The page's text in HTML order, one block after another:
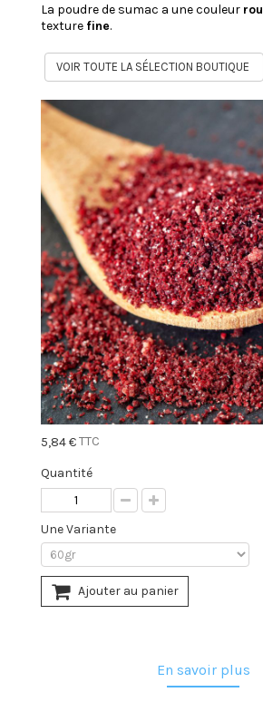
La poudre de sumac a une couleur
texture fine.
VOIR TOUTE LA SÉLECTION BOUTIQUE
5,84 €TTC
Quantité
Une Variante
Ajouter au panier
En savoir plus